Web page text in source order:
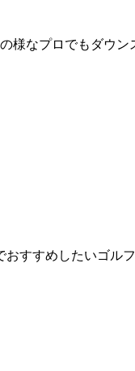
様なプロでもダウ
おすすめしたいゴル